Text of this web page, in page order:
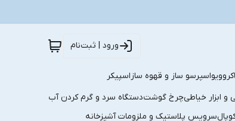
ورود | ثبت‌نام
اسپرسو ساز و قهوه سازاسپیکر
ابزار خیاطیچرخ گوشتدستگاه سرد و گرم کردن آب
سرویس پلاستیک و ملزومات آشپزخانه